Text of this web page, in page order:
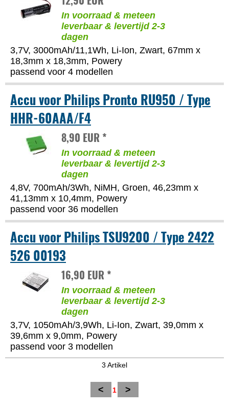
In voorraad & meteen
leverbaar & levertijd 2-3
dagen
3,7V, 3000mAh/11,1Wh, Li-Ion, Zwart, 67mm x
18,3mm x 18,3mm, Powery
passend voor 4 modellen
Accu voor Philips Pronto RU950 / Type
HHR-60AAA/F4
8,90 EUR *
In voorraad & meteen
leverbaar & levertijd 2-3
dagen
4,8V, 700mAh/3Wh, NiMH, Groen, 46,23mm x
41,13mm x 10,4mm, Powery
passend voor 36 modellen
Accu voor Philips TSU9200 / Type 2422
526 00193
16,90 EUR *
In voorraad & meteen
leverbaar & levertijd 2-3
dagen
3,7V, 1050mAh/3,9Wh, Li-Ion, Zwart, 39,0mm x
39,6mm x 9,0mm, Powery
passend voor 3 modellen
3 Artikel
< 1 >